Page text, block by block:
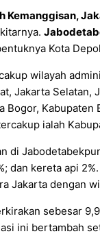
Kemanggisan,
Kota
wilayah
Jakarta Selatan,
Bogor,
ialah
di
dan kereta api
Jakarta dengan
sebesar
ini bertambah